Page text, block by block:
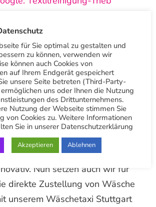
Beiträge
Stuttgart E-Scooter im
sind seit über 100 Jahren
Nun setzen auch wir für
direkte Zustellung von Wäsche
unserem Wäschetaxi Stuttgart
für Sie optimal zu gestalten und
zu können, verwenden wir
können auch Cookies von
auf Ihrem Endgerät gespeichert
unsere Seite betreten (Third-Party-
ermöglichen uns oder Ihnen die Nutzung
des Drittunternehmens.
Nutzung der Webseite stimmen Sie
von Cookies zu. Weitere Informationen
Sie in unserer Datenschutzerklärung
Akzeptieren Ablehnen